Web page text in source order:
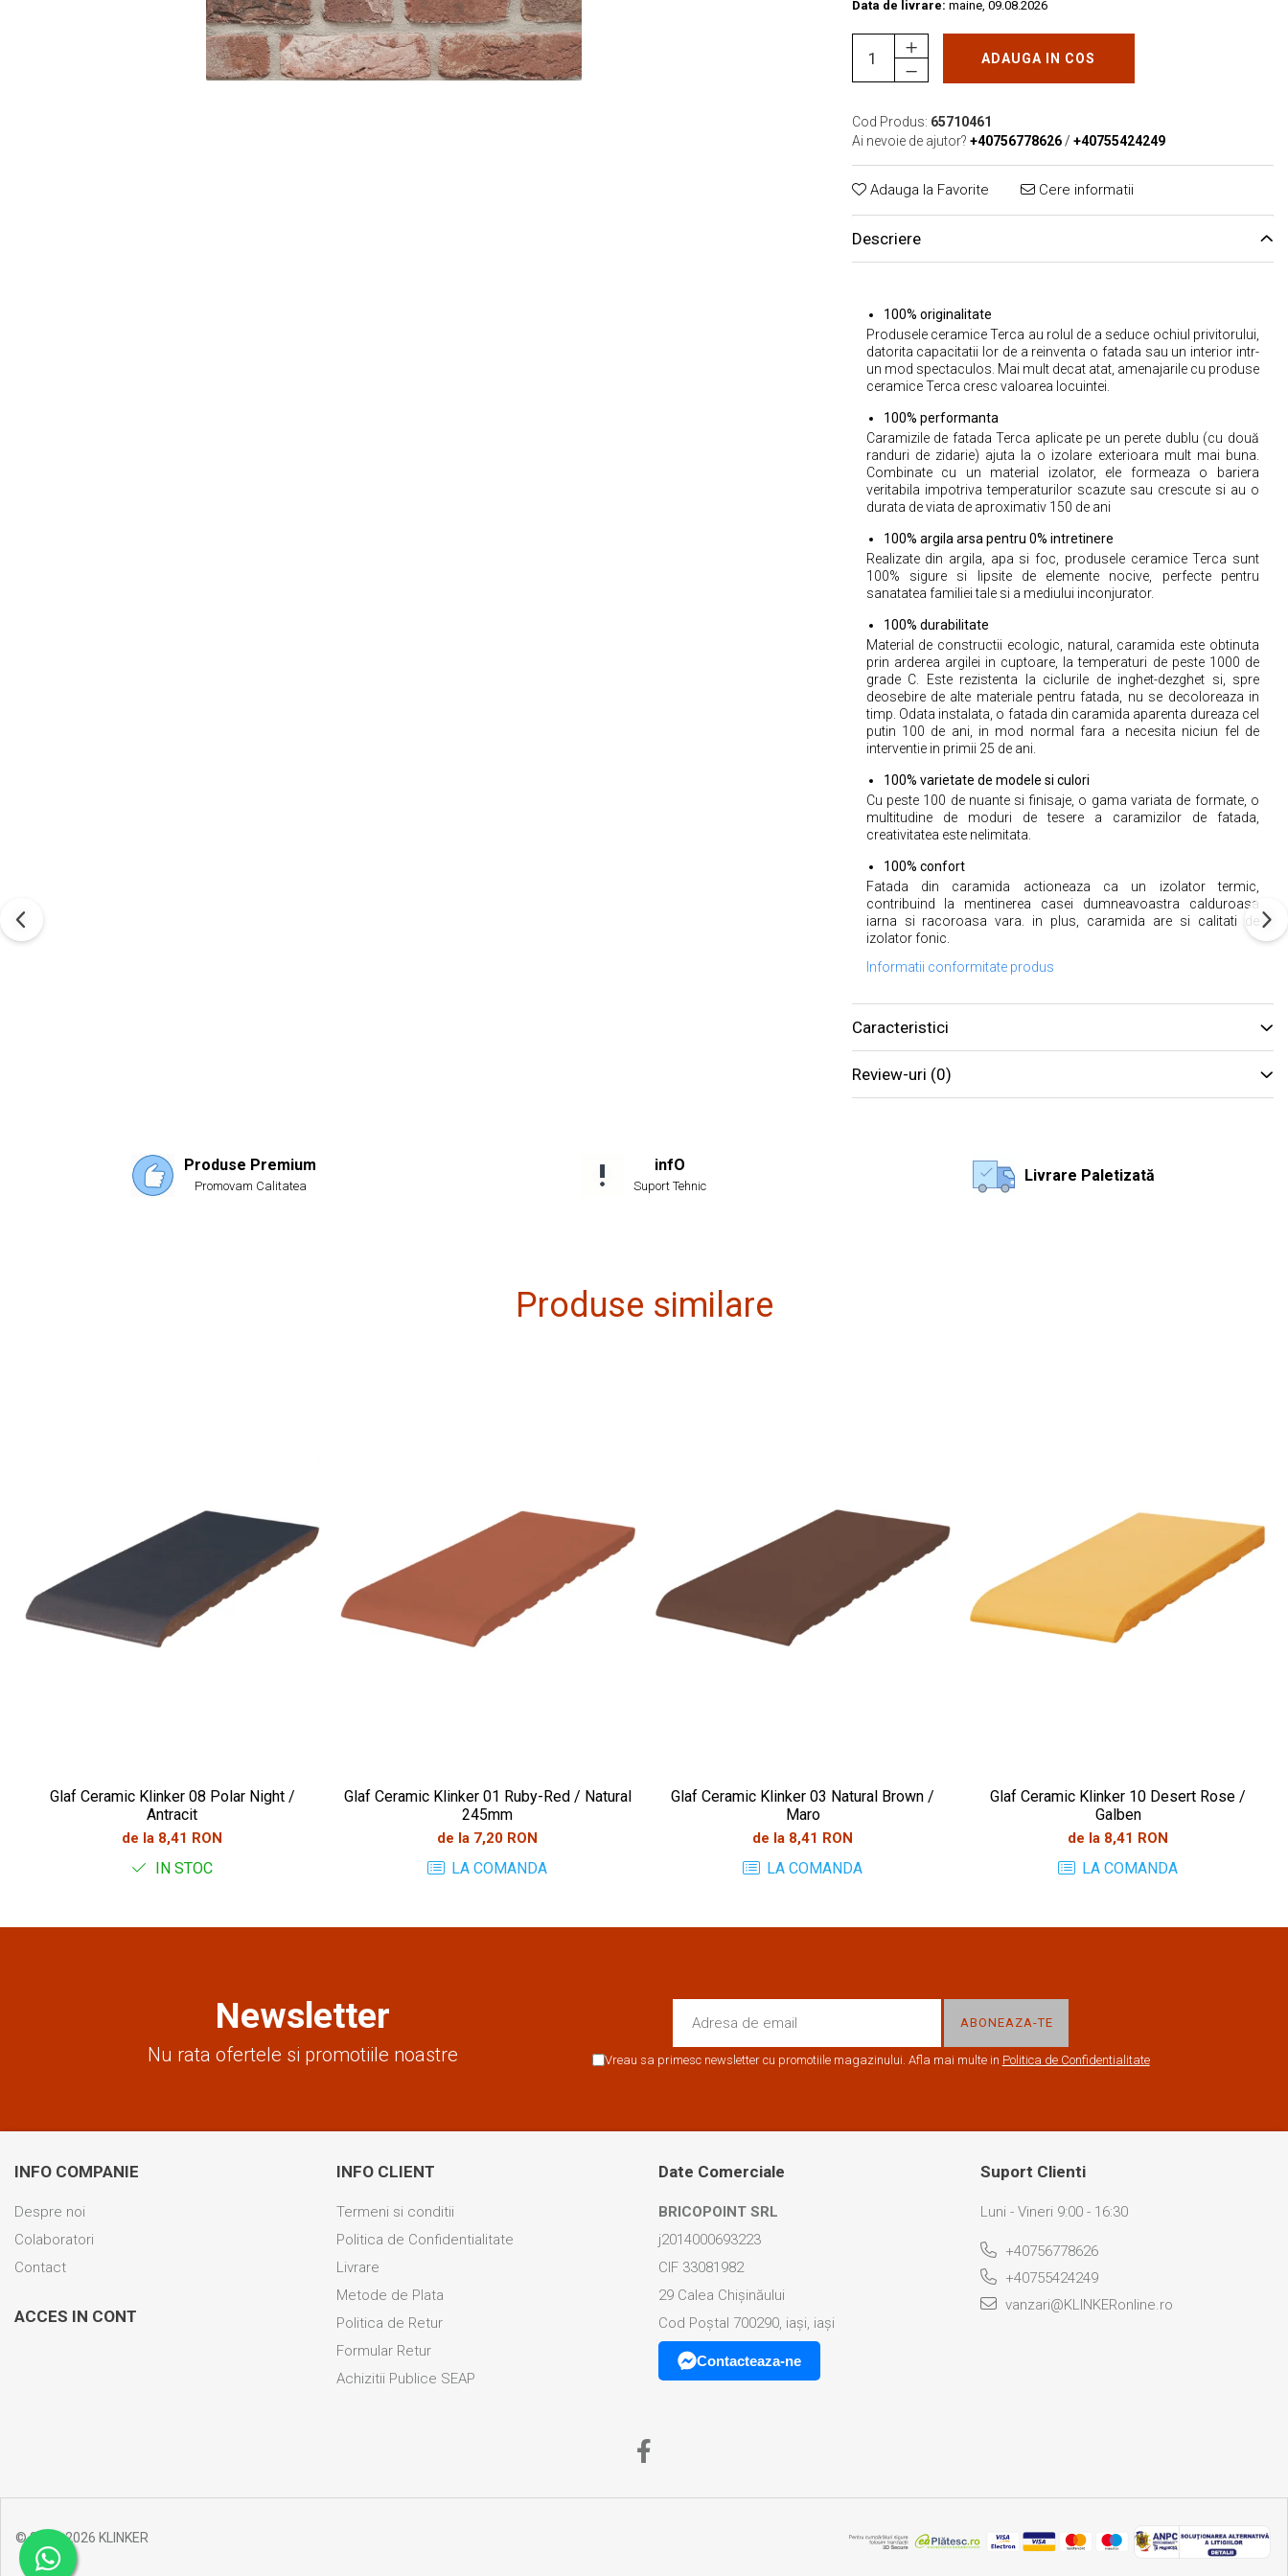
Data de livrare: maine, 09.08.2026
ADAUGA IN COS
Cod Produs: 65710461
Ai nevoie de ajutor? +40756778626 / +40755424249
Adauga la Favorite Cere informatii
Descriere
100% originalitate
Produsele ceramice Terca au rolul de a seduce ochiul privitorului,
datorita capacitatii lor de a reinventa o fatada sau un interior intr-
un mod spectaculos. Mai mult decat atat, amenajarile cu produse
ceramice Terca cresc valoarea locuintei.
100% performanta
Caramizile de fatada Terca aplicate pe un perete dublu (cu două
randuri de zidarie) ajuta la o izolare exterioara mult mai buna.
Combinate cu un material izolator, ele formeaza o bariera
veritabila impotriva temperaturilor scazute sau crescute si au o
durata de viata de aproximativ 150 de ani
100% argila arsa pentru 0% intretinere
Realizate din argila, apa si foc, produsele ceramice Terca sunt
100% sigure si lipsite de elemente nocive, perfecte pentru
sanatatea familiei tale si a mediului inconjurator.
100% durabilitate
Material de constructii ecologic, natural, caramida este obtinuta
prin arderea argilei in cuptoare, la temperaturi de peste 1000 de
grade C. Este rezistenta la ciclurile de inghet-dezghet si, spre
deosebire de alte materiale pentru fatada, nu se decoloreaza in
timp. Odata instalata, o fatada din caramida aparenta dureaza cel
putin 100 de ani, in mod normal fara a necesita niciun fel de
interventie in primii 25 de ani.
100% varietate de modele si culori
Cu peste 100 de nuante si finisaje, o gama variata de formate, o
multitudine de moduri de tesere a caramizilor de fatada,
creativitatea este nelimitata.
100% confort
Fatada din caramida actioneaza ca un izolator termic,
contribuind la mentinerea casei dumneavoastra calduroasa
iarna si racoroasa vara. in plus, caramida are si calitati de
izolator fonic.
Informatii conformitate produs
Caracteristici
Review-uri (0)
Produse Premium
Promovam Calitatea
infO
Suport Tehnic
Livrare Paletizată
Produse similare
Glaf Ceramic Klinker 08 Polar Night /
Antracit
de la 8,41 RON
IN STOC
Glaf Ceramic Klinker 01 Ruby-Red / Natural
245mm
de la 7,20 RON
LA COMANDA
Glaf Ceramic Klinker 03 Natural Brown /
Maro
de la 8,41 RON
LA COMANDA
Glaf Ceramic Klinker 10 Desert Rose /
Galben
de la 8,41 RON
LA COMANDA
Newsletter
Nu rata ofertele si promotiile noastre Vreau sa primesc newsletter cu promotiile magazinului. Afla mai multe in Politica de Confidentialitate
INFO COMPANIE
Despre noi
Colaboratori
Contact
ACCES IN CONT
INFO CLIENT
Termeni si conditii
Politica de Confidentialitate
Livrare
Metode de Plata
Politica de Retur
Formular Retur
Achizitii Publice SEAP
Date Comerciale
BRICOPOINT SRL
j2014000693223
CIF 33081982
29 Calea Chișinăului
Cod Poștal 700290, iași, iași
Contacteaza-ne
Suport Clienti
Luni - Vineri 9:00 - 16:30
+40756778626
+40755424249
vanzari@KLINKERonline.ro
© 2014-2026 KLINKER